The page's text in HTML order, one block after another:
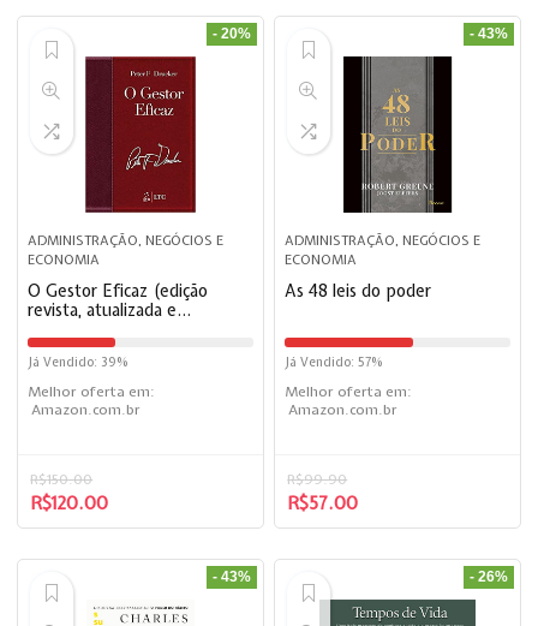
- 20%
ADMINISTRAÇÃO, NEGÓCIOS E
ECONOMIA
O Gestor Eficaz (edição
revista, atualizada e
Já Vendido: 39%
Melhor oferta em:
Amazon.com.br
R$150.00
R$120.00
- 43%
ADMINISTRAÇÃO, NEGÓCIOS E
ECONOMIA
As 48 leis do poder
Já Vendido: 57%
Melhor oferta em:
Amazon.com.br
R$99.90
R$57.00
- 43% - 26%